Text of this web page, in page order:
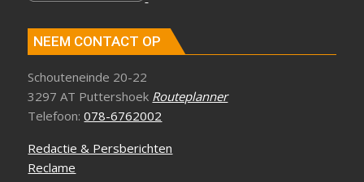
NEEM CONTACT OP
Schouteneinde 20-22
3297 AT Puttershoek Routeplanner
Telefoon:078-6762002
Redactie & Persberichten
Reclame